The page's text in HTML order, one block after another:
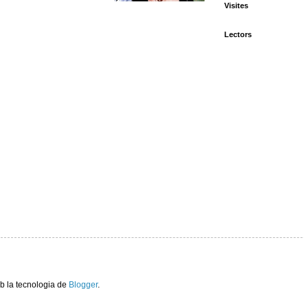
Visites
Lectors
la tecnologia de Blogger.